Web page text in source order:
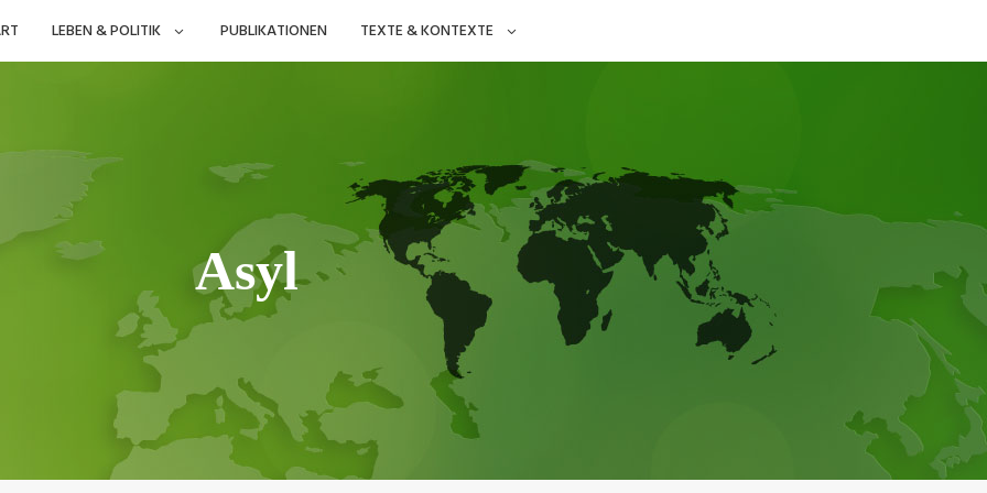
LEBEN & POLITIK PUBLIKATIONEN TEXTE & KONTEXTE
Asyl